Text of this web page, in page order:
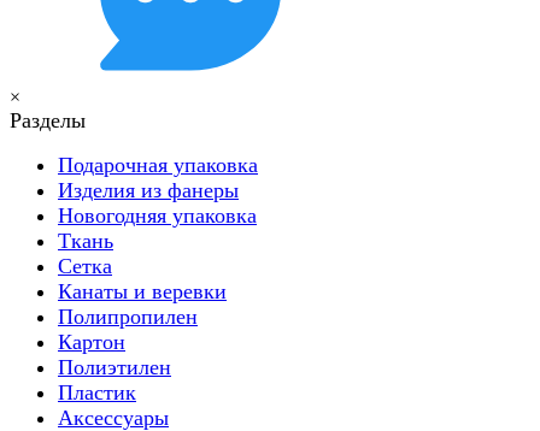
×
Разделы
Подарочная упаковка
Изделия из фанеры
Новогодняя упаковка
Ткань
Сетка
Канаты и веревки
Полипропилен
Картон
Полиэтилен
Пластик
Аксессуары